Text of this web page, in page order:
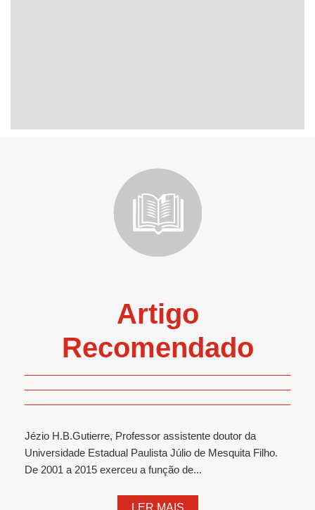
Artigo
Recomendado
Jézio H.B.Gutierre, Professor assistente doutor da
Universidade Estadual Paulista Júlio de Mesquita Filho.
De 2001 a 2015 exerceu a função de...
LER MAIS